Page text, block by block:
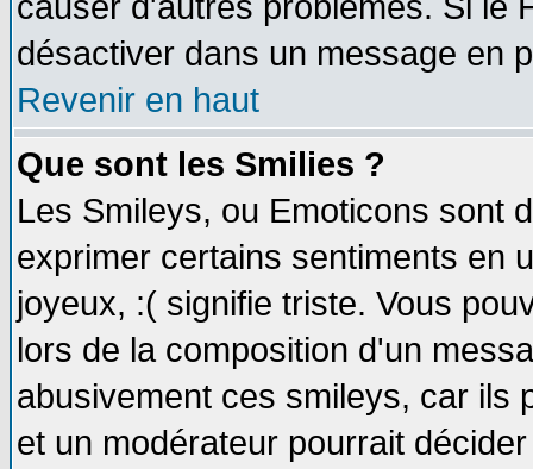
désactiver dans un message en
Revenir en haut
Que sont les Smilies ?
Les Smileys, ou Emoticons sont
exprimer certains sentiments en
joyeux, :( signifie triste. Vous
lors de la composition d'un
abusivement ces smileys, car ils
et un modérateur pourrait